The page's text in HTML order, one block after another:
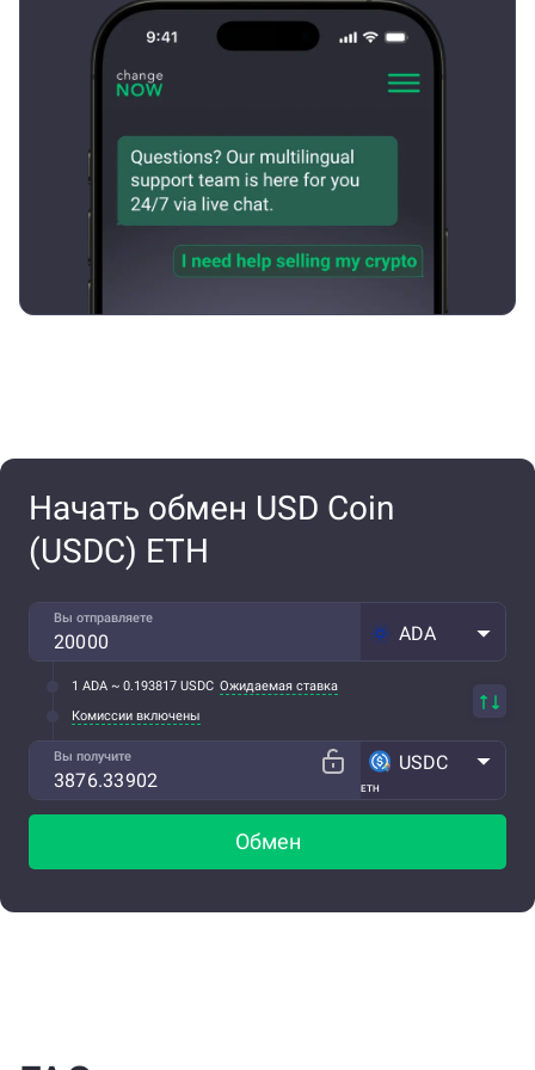
Начать обмен USD Coin
(USDC) ETH
Вы отправляете
ADA
1 ADA ~ 0.193817 USDC Ожидаемая ставка
Комиссии включены
Вы получите
ETH
USDC
Обмен